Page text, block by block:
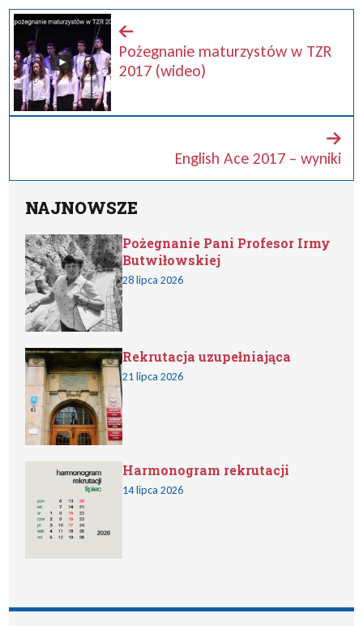
Pożegnanie maturzystów w TZR
2017 (wideo)
English Ace 2017 – wyniki
NAJNOWSZE
Pożegnanie Pani Profesor Irmy
Butwiłowskiej
28 lipca 2026
Rekrutacja uzupełniająca
21 lipca 2026
Harmonogram rekrutacji
14 lipca 2026